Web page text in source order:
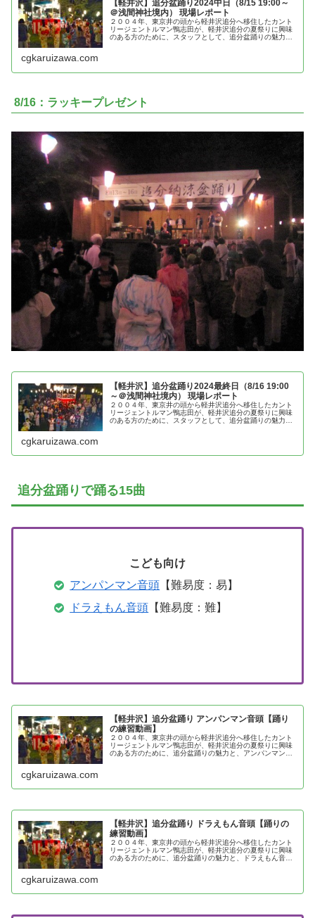
【軽井沢】追分盆踊り2024中日（8/15 19:00～
＠浅間神社境内） 現場レポート
２００４年、東京井の頭から軽井沢追分へ移住したカント
リージェントルマン鴨志田が、軽井沢追分の夏祭りに興味
のある方のために、スタッフとして、追分盆踊りの魅力を
cgkaruizawa.com
8/16：ラッキープレゼント
【軽井沢】追分盆踊り2024最終日（8/16 19:00
～＠浅間神社境内） 現場レポート
２００４年、東京井の頭から軽井沢追分へ移住したカント
リージェントルマン鴨志田が、軽井沢追分の夏祭りに興味
のある方のために、スタッフとして、追分盆踊りの魅力を
cgkaruizawa.com
追分盆踊りで踊る15曲
こども向け
アンパンマン音頭 【難易度：易】
ドラえもん音頭 【難易度：難】
【軽井沢】追分盆踊り アンパンマン音頭【踊り
の練習動画】
２００４年、東京井の頭から軽井沢追分へ移住したカント
リージェントルマン鴨志田が、軽井沢追分の夏祭りに興味
のある方のために、追分盆踊りの魅力と、アンパンマン音
cgkaruizawa.com
【軽井沢】追分盆踊り ドラえもん音頭【踊りの
練習動画】
２００４年、東京井の頭から軽井沢追分へ移住したカント
リージェントルマン鴨志田が、軽井沢追分の夏祭りに興味
のある方のために、追分盆踊りの魅力と、ドラえもん音頭
cgkaruizawa.com